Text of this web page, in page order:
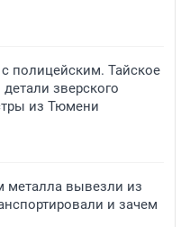
полицейским. Тайское
зверского
из Тюмени
металла вывезли из
и зачем